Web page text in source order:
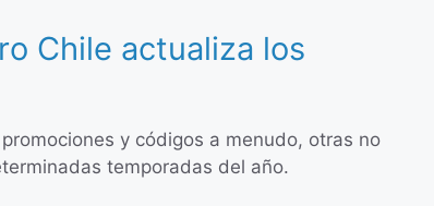
Chile actualiza los
y códigos a menudo, otras no
temporadas del año.